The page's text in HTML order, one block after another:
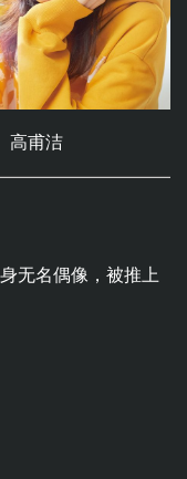
高甫洁
无名偶像，被推上